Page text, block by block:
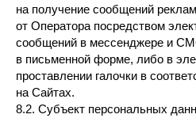
на получение сообщений
от Оператора посредством
сообщений в мессенджере и
в письменной форме, либо в
проставлении галочки в
на Сайтах.
8.2. Субъект персональных